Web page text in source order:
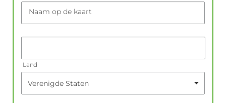
Naam op de kaart
Land